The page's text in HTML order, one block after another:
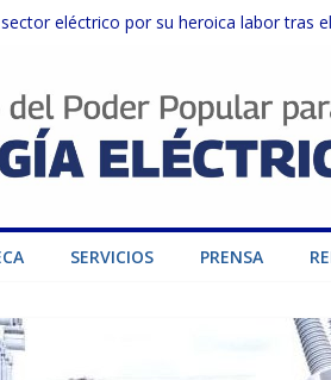
eléctrico por su heroica labor tras
con el sector privado para fortalecer
en instalaciones del SEN en
para fortalecer el SEN ante el
de su capacidad de generación para
SERVICIOS PRENSA